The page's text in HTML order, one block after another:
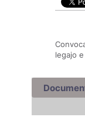
legajo